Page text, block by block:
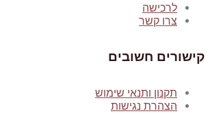
לרכישה
צרו קשר
קישורים חשובים
תקנון ותנאי שימוש
הצהרת נגישות